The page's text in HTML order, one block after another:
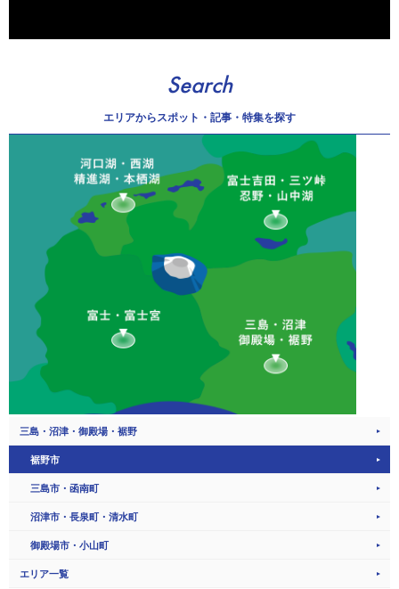
Search
エリアからスポット・記事・特集を探す
三島・沼津・御殿場・裾野
裾野市
三島市・函南町
沼津市・長泉町・清水町
御殿場市・小山町
エリア一覧